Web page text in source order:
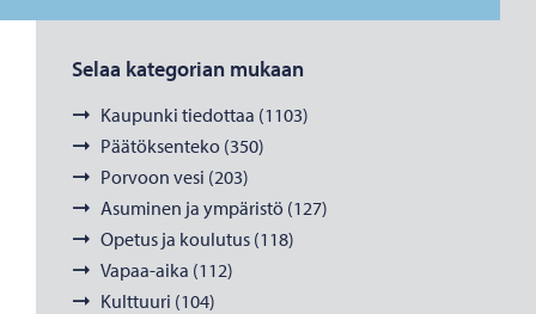
Selaa kategorian mukaan
Kaupunki tiedottaa (1103)
Päätöksenteko (350)
Porvoon vesi (203)
Asuminen ja ympäristö (127)
Opetus ja koulutus (118)
Vapaa-aika (112)
Kulttuuri (104)